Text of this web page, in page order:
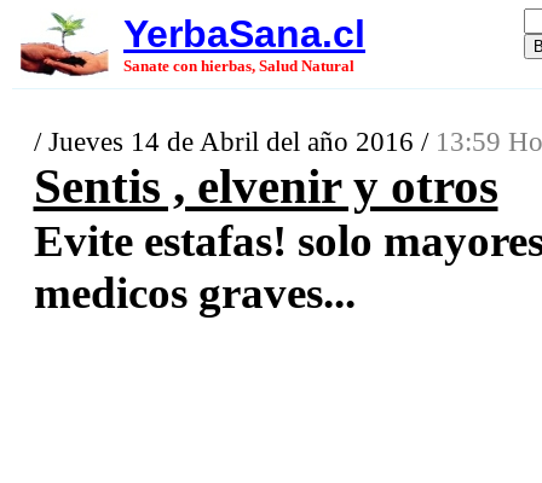
YerbaSana.cl
Sanate con hierbas, Salud Natural
/ Jueves 14 de Abril del año 2016 / 13:59
Sentis , elvenir y otros
Evite estafas! solo
medicos graves...